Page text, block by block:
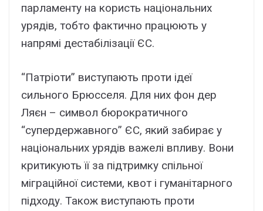
парламенту на користь національних
урядів, тобто фактично працюють у
напрямі дестабілізації ЄС.
“Патріоти” виступають проти ідеї
сильного Брюсселя. Для них фон дер
Ляєн – символ бюрократичного
“супердержавного” ЄС, який забирає у
національних урядів важелі впливу. Вони
критикують її за підтримку спільної
міграційної системи, квот і гуманітарного
підходу. Також виступають проти